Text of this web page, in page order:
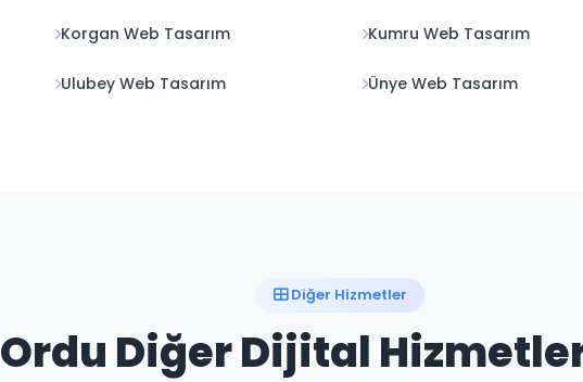
Korgan Web Tasarım Kumru Web Tasarım
Ulubey Web Tasarım Ünye Web Tasarım
Diğer Hizmetler
Ordu Diğer Dijital